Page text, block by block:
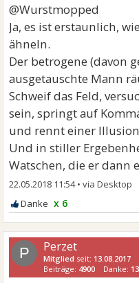
@Wurstmopped
Ja, es ist erstaunlich,
ähneln.
Der betrogene (davon
ausgetauschte Mann
Schweif das Feld,
sein, springt auf
und rennt einer
Und in stiller
Watschen, die er dann
22.05.2018 11:54•
x 6
P Perzet
Mitglied seit: 13.08.2017
Beiträge: 4900 Danke: